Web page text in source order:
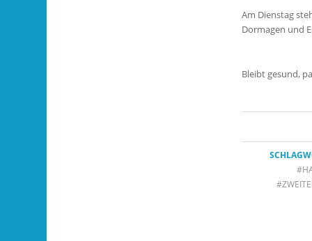
Am Dienstag
Dormagen und
Bleibt gesund,